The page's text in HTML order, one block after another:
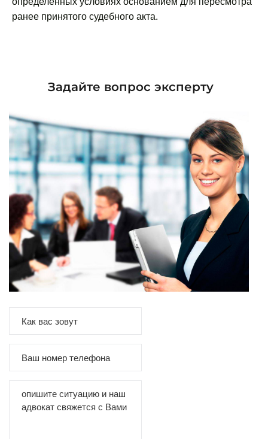
ранее принятого судебного акта.
Задайте вопрос эксперту